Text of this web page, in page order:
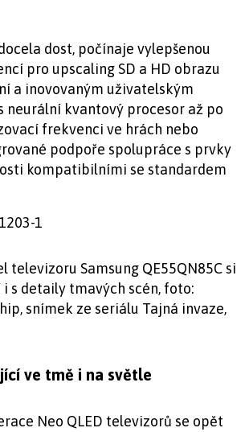
dost, počínaje vylepšenou
pro upscaling SD a HD obrazu
a inovovaným uživatelským
neurální kvantový procesor až po
frekvenci ve hrách nebo
podpoře spolupráce s prvky
kompatibilními se standardem
televizoru Samsung QE55QN85C si
s detaily tmavých scén, foto:
snímek ze seriálu Tajná invaze,
ve tmě i na světle
Neo QLED televizorů se opět